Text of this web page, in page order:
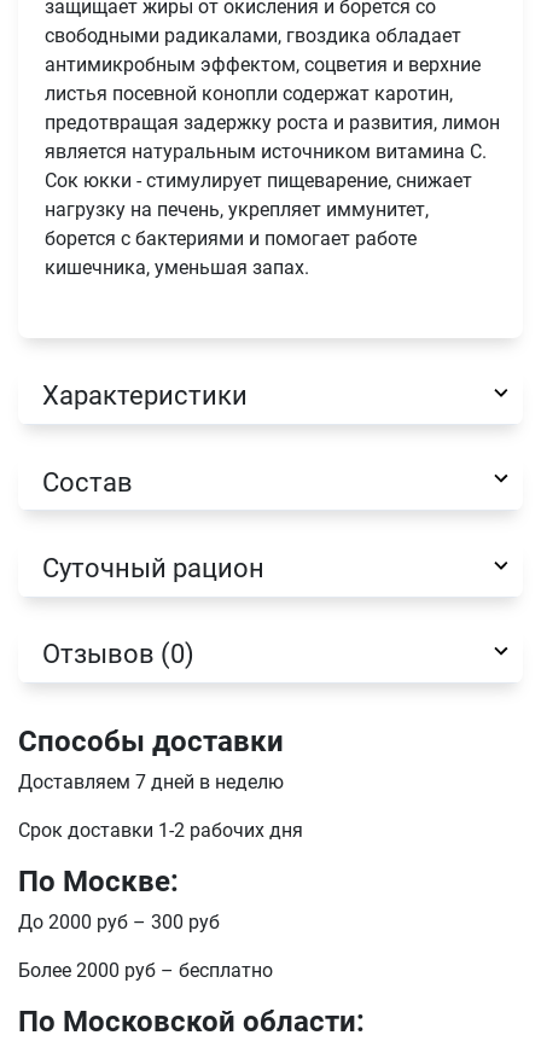
защищает жиры от окисления и борется со
свободными радикалами, гвоздика обладает
антимикробным эффектом, соцветия и верхние
листья посевной конопли содержат каротин,
предотвращая задержку роста и развития, лимон
является натуральным источником витамина С.
Сок юкки - стимулирует пищеварение, снижает
нагрузку на печень, укрепляет иммунитет,
борется с бактериями и помогает работе
кишечника, уменьшая запах.
Характеристики
Состав
Суточный рацион
Отзывов (0)
Способы доставки
Доставляем 7 дней в неделю
Срок доставки 1-2 рабочих дня
По Москве:
До 2000 руб – 300 руб
Более 2000 руб – бесплатно
По Московской области:
Продолжить покупки
Оформить заказ
Имя
Телефон
E-mail